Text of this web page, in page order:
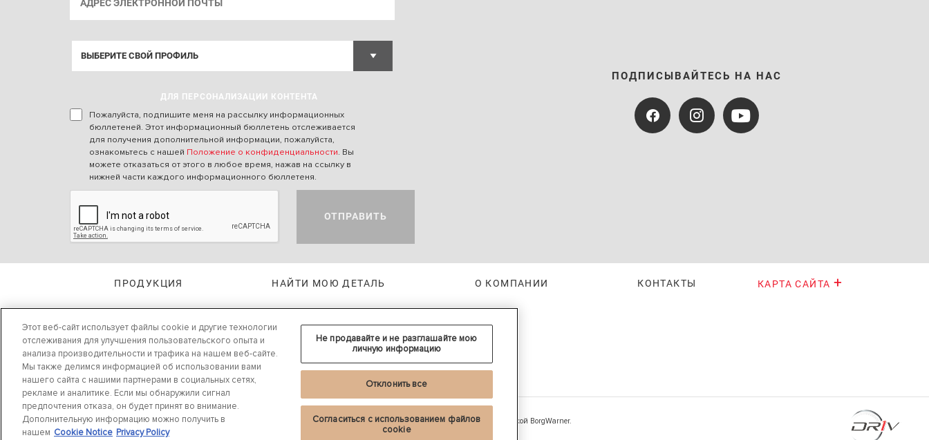
ДЛЯ ПЕРСОНАЛИЗАЦИИ КОНТЕНТА
Пожалуйста, подпишите меня на рассылку информационных
бюллетеней. Этот информационный бюллетень отслеживается
для получения дополнительной информации, пожалуйста,
ознакомьтесь с нашей Положение о конфиденциальности. Вы
можете отказаться от этого в любое время, нажав на ссылку в
нижней части каждого информационного бюллетеня.
ОТПРАВИТЬ
ПОДПИСЫВАЙТЕСЬ НА НАС
ПРОДУКЦИЯ НАЙТИ МОЮ ДЕТАЛЬ О КОМПАНИИ КОНТАКТЫ КАРТА САЙТА
Положение о конфиденциальности | Cookie Settings|Cookie Notice |
©2024 DRiV Automotive Inc. или одна из дочерних компаний в одной и более странах.Beru®является зарегистрированной торговой маркой BorgWarner.
ООО «Федерал-Могул ВиСиЭс»
Этот веб-сайт использует файлы cookie и другие технологии
отслеживания для улучшения пользовательского опыта и
анализа производительности и трафика на нашем веб-сайте.
Мы также делимся информацией об использовании вами
нашего сайта с нашими партнерами в социальных сетях,
рекламе и аналитике. Если мы обнаружили сигнал
предпочтения отказа, он будет принят во внимание.
Дополнительную информацию можно получить в
нашем Cookie Notice Privacy Policy
Не продавайте и не разглашайте мою
личную информацию
Отклонить все
Согласиться с использованием файлов
cookie